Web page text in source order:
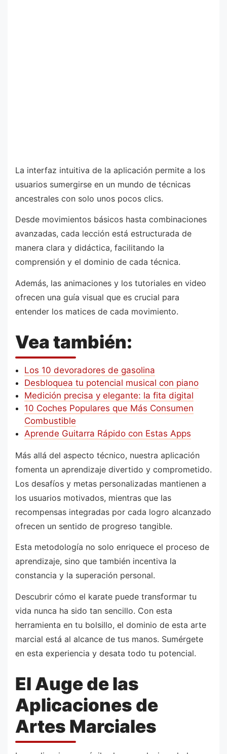
La interfaz intuitiva de la aplicación permite a los
usuarios sumergirse en un mundo de técnicas
ancestrales con solo unos pocos clics.
Desde movimientos básicos hasta combinaciones
avanzadas, cada lección está estructurada de
manera clara y didáctica, facilitando la
comprensión y el dominio de cada técnica.
Además, las animaciones y los tutoriales en video
ofrecen una guía visual que es crucial para
entender los matices de cada movimiento.
Vea también:
Los 10 devoradores de gasolina
Desbloquea tu potencial musical con piano
Medición precisa y elegante: la fita digital
10 Coches Populares que Más Consumen
Combustible
Aprende Guitarra Rápido con Estas Apps
Más allá del aspecto técnico, nuestra aplicación
fomenta un aprendizaje divertido y comprometido.
Los desafíos y metas personalizadas mantienen a
los usuarios motivados, mientras que las
recompensas integradas por cada logro alcanzado
ofrecen un sentido de progreso tangible.
Esta metodología no solo enriquece el proceso de
aprendizaje, sino que también incentiva la
constancia y la superación personal.
Descubrir cómo el karate puede transformar tu
vida nunca ha sido tan sencillo. Con esta
herramienta en tu bolsillo, el dominio de esta arte
marcial está al alcance de tus manos. Sumérgete
en esta experiencia y desata todo tu potencial.
El Auge de las
Aplicaciones de
Artes Marciales